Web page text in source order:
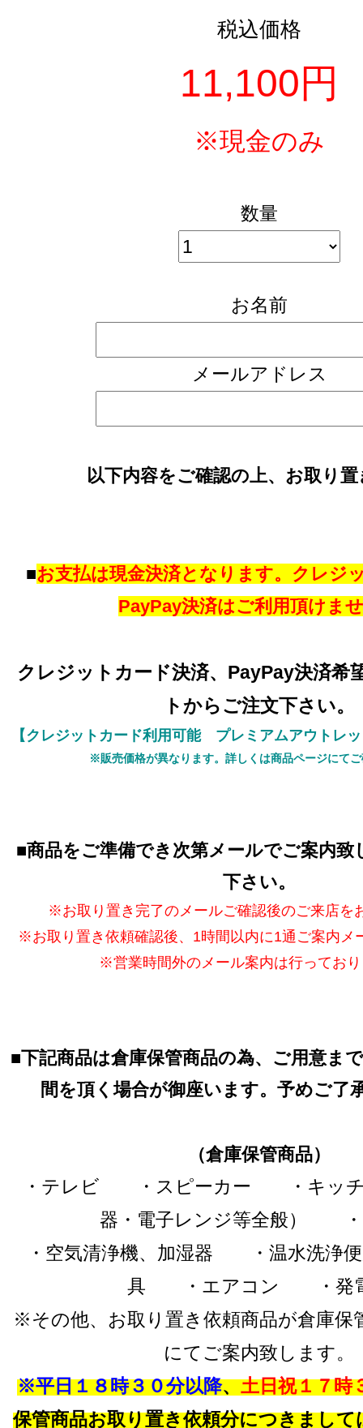
税込価格
11,100円
※現金のみ
数量
お名前
メールアドレス
以下内容をご確認の上、お取り
■お支払は現金決済となります。クレジ
PayPay決済はご利用頂けま
クレジットカード決済、PayPay決済希
トからご注文下さい。
【クレジットカード利用可能 プレミアムアウトレ
※販売価格が異なります。詳しくは商品ページにて
■商品をご準備でき次第メールでご案内致
下さい。
※お取り置き完了のメールご確認後のご来店を
※お取り置き依頼確認後、1時間以内に1通ご案内メ
※営業時間外のメール案内は行ってお
■下記商品は倉庫保管商品の為、ご用意ま
間を頂く場合が御座います。予めご了
（倉庫保管商品）
・テレビ ・スピーカー ・キッチ
器・電子レンジ等全般） ・
・空気清浄機、加湿器 ・温水洗
具 ・エアコン ・発
※その他、お取り置き依頼商品が倉庫保
にてご案内致します。
※平日１８時３０分以降、土日祝１７時
保管商品お取り置き依頼分につきまして